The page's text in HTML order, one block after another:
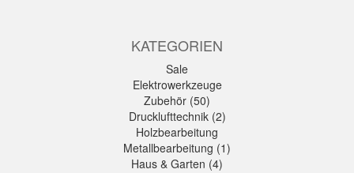
KATEGORIEN
Sale
Elektrowerkzeuge
Zubehör (50)
Drucklufttechnik (2)
Holzbearbeitung
Metallbearbeitung (1)
Haus & Garten (4)